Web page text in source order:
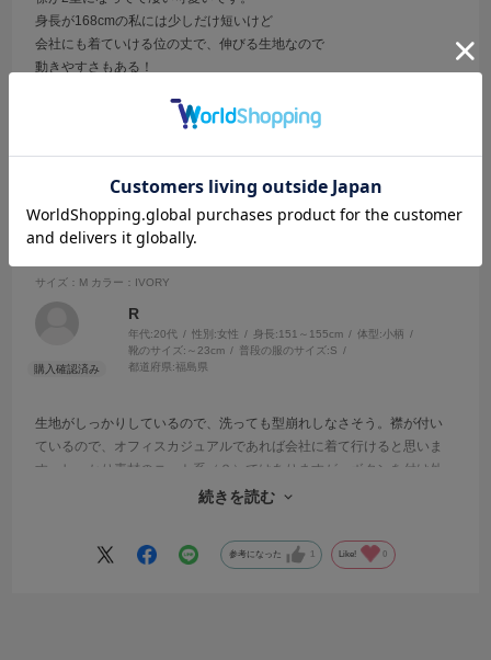
身長が168cmの私には少しだけ短いけど
会社にも着ていける位の丈で、伸びる生地なので
動きやすさもある！
参考になった
型崩れしなさそう
サイズ：M カラー：IVORY
R
年代:20代 性別:女性 身長:151～155cm 体型:小柄
靴のサイズ: ～23cm 普段の服のサイズ:S
都道府県:福島県
生地がしっかりしているので、洗っても型崩れしなさそう。襟が付い
ているので、オフィスカジュアルであれば会社に着て行けると思いま
す。しっかり素材のニット系（？）ではありますが、ボタンを付け外
しするときにニットが伸びないか心配に思ったけれど、ボタンを外さ
続きを読む
参考になった 1 Like! 0